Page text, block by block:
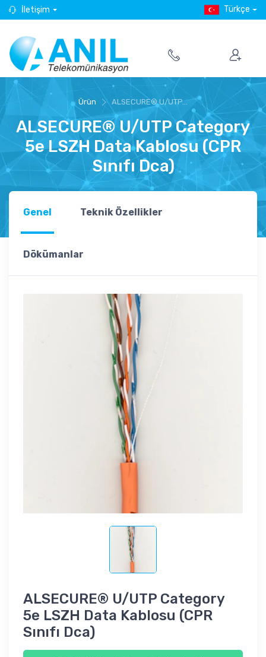
İletişim Türkçe
Ürün ALSECURE® U/UTP...
ALSECURE® U/UTP Category
5e LSZH Data Kablosu (CPR
Sınıfı Dca)
Genel Teknik Özellikler
Dökümanlar
ALSECURE® U/UTP Category
5e LSZH Data Kablosu (CPR
Sınıfı Dca)